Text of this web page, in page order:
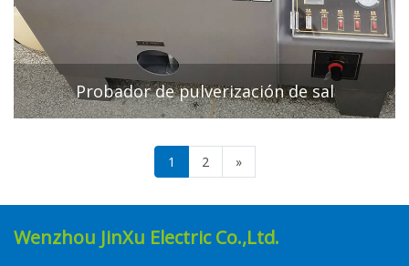
Probador de pulverización de sal
1 2 »
Wenzhou JinXu Electric Co.,Ltd.